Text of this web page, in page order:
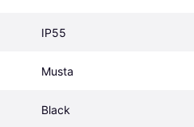
IP55
Musta
Black